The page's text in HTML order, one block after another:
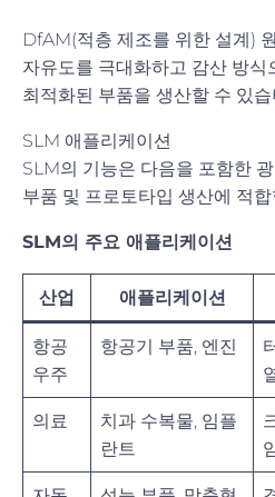
DfAM(적층 제조를 위한 설계)
자유도를 극대화하고 감산 방식
최적화된 부품을 생산할 수 있습
SLM 애플리케이션
SLM의 기능은 다음을 포함한
부품 및 프로토타입 생산에 적
SLM의 주요 애플리케이션
산업 애플리케이션
항공
우주
항공기 부품, 엔진
의료
치과 수복물, 임플
란트